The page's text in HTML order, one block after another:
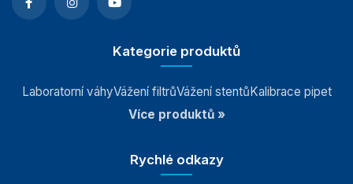
Kategorie produktů
Laboratorní váhyVážení filtrůVážení stentůKalibrace pipet
Více produktů »
Rychlé odkazy